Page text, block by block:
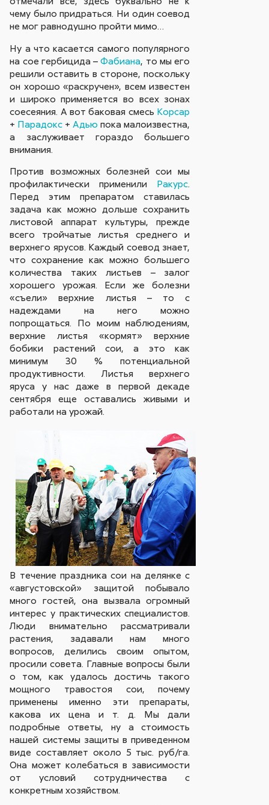
чему было придраться. Ни один соевод
не мог равнодушно пройти мимо…
Ну а что касается самого популярного
на сое гербицида –Фабиана, то мы его
решили оставить в стороне, поскольку
он хорошо «раскручен», всем известен
и широко применяется во всех зонах
соесеяния. А вот баковая смесь Корсар
+ Парадокс + Адью пока малоизвестна,
а заслуживает гораздо большего
внимания.
Против возможных болезней сои мы
профилактически применили Ракурс.
Перед этим препаратом ставилась
задача как можно дольше сохранить
листовой аппарат культуры, прежде
всего тройчатые листья среднего и
верхнего ярусов. Каждый соевод знает,
что сохранение как можно большего
количества таких листьев – залог
хорошего урожая. Если же болезни
«съели» верхние листья – то с
надеждами на него можно
попрощаться. По моим наблюдениям,
верхние листья «кормят» верхние
бобики растений сои, а это как
минимум 30 % потенциальной
продуктивности. Листья верхнего
яруса у нас даже в первой декаде
сентября еще оставались живыми и
работали на урожай.
В течение праздника сои на делянке с
«августовской» защитой побывало
много гостей, она вызвала огромный
интерес у практических специалистов.
Люди внимательно рассматривали
растения, задавали нам много
вопросов, делились своим опытом,
просили совета. Главные вопросы были
о том, как удалось достичь такого
мощного травостоя сои, почему
применены именно эти препараты,
какова их цена и т. д. Мы дали
подробные ответы, ну а стоимость
нашей системы защиты в приведенном
виде составляет около 5 тыс. руб/га.
Она может колебаться в зависимости
от условий сотрудничества с
конкретным хозяйством.